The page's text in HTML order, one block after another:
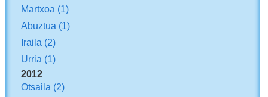
Martxoa (1)
Abuztua (1)
Iraila (2)
Urria (1)
2012
Otsaila (2)